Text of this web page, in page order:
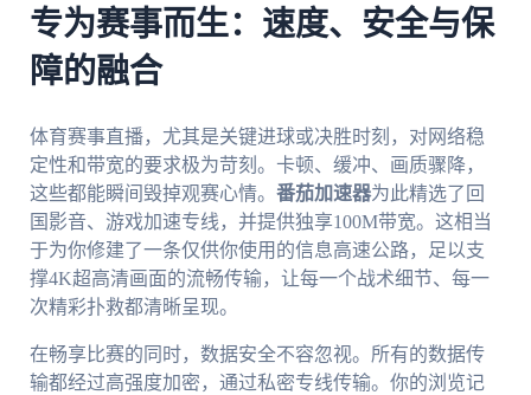
专为赛事而生：速度、安全与保
障的融合
体育赛事直播，尤其是关键进球或决胜时刻，对网络稳
定性和带宽的要求极为苛刻。卡顿、缓冲、画质骤降，
这些都能瞬间毁掉观赛心情。 番茄加速器为此精选了回
国影音、游戏加速专线，并提供独享100M带宽。这相当
于为你修建了一条仅供你使用的信息高速公路，足以支
撑4K超高清画面的流畅传输，让每一个战术细节、每一
次精彩扑救都清晰呈现。
在畅享比赛的同时，数据安全不容忽视。所有的数据传
输都经过高强度加密，通过私密专线传输。你的浏览记